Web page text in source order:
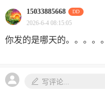
15033885668 DD
2026-6-4 08:15:05
你发的是哪天的。。。。。
写评论...